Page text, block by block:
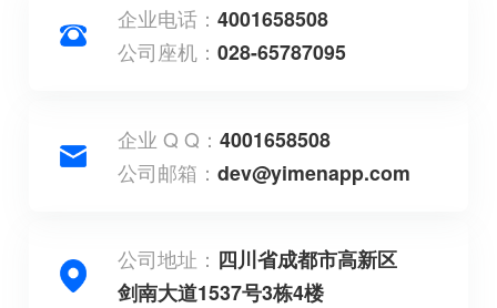
企业电话：4001658508
公司座机：028-65787095
企业 Q Q：4001658508
公司邮箱：dev@yimenapp.com
公司地址： 四川省成都市高新区
剑南大道1537号3栋4楼